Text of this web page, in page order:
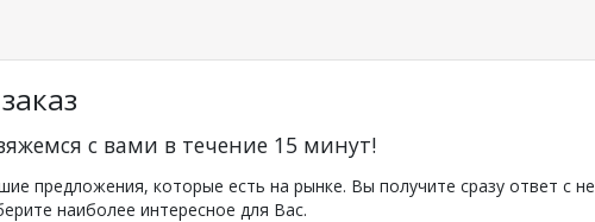
с вами в течение 15 минут!
предложения, которые есть на рынке. Вы получите сразу ответ с
наиболее интересное для Вас.